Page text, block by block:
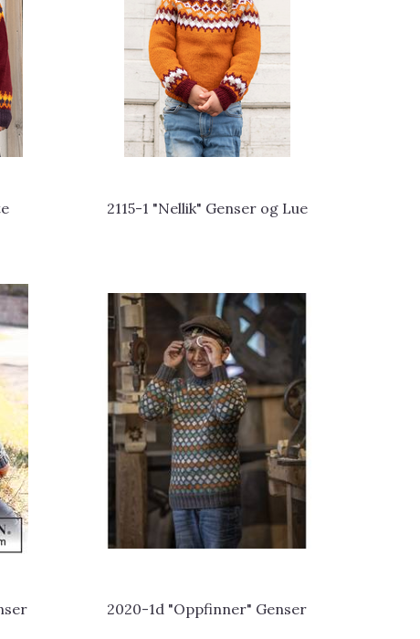
2115-1 "Nellik" Genser og Lue
2020-1d "Oppfinner" Genser